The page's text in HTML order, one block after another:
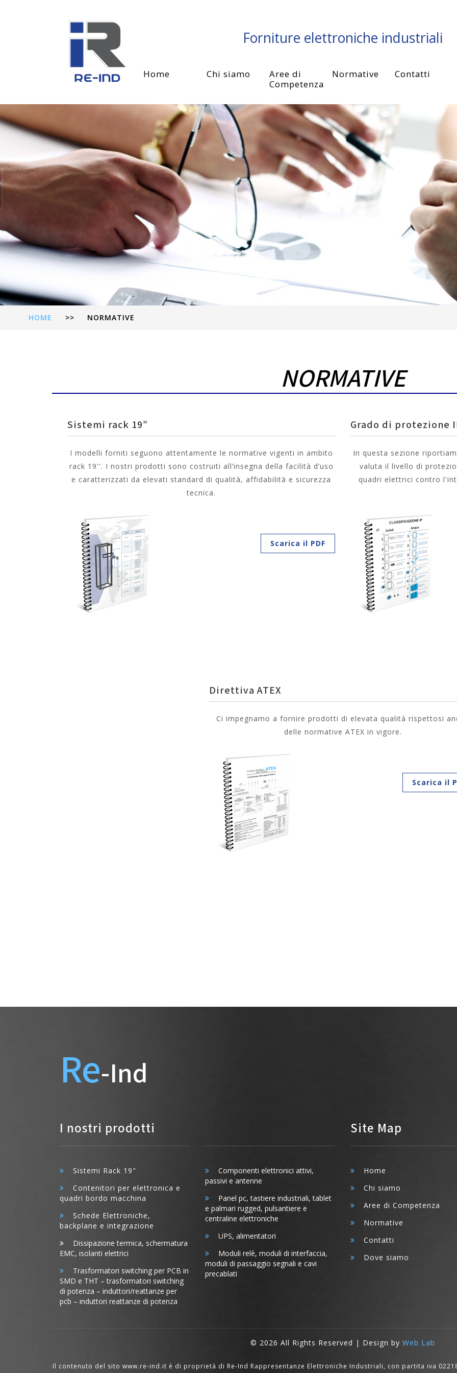
Forniture elettroniche industriali
Home Chi siamo
Aree di
Competenza
Normative Contatti
HOME >> NORMATIVE
NORMATIVE
Sistemi rack 19”
I modelli forniti seguono attentamente le normative vigenti in ambito
rack 19''. I nostri prodotti sono costruiti all’insegna della facilità d’uso
e caratterizzati da elevati standard di qualità, affidabilità e sicurezza
tecnica.
Scarica il PDF
Grado di protezione
In questa sezione
valuta il livello di
quadri elettrici contro
Direttiva ATEX
Ci impegnamo a fornire prodotti di elevata qualità rispettosi
delle normative ATEX in vigore.
Scarica il
Re-Ind
I nostri prodotti
Sistemi Rack 19"
Contenitori per elettronica e
quadri bordo macchina
Schede Elettroniche,
backplane e integrazione
Dissipazione termica, schermatura
EMC, isolanti elettrici
Trasformatori switching per PCB in
SMD e THT – trasformatori switching
di potenza – induttori/reattanze per
pcb – induttori reattanze di potenza
Componenti elettronici attivi,
passivi e antenne
Panel pc, tastiere industriali, tablet
e palmari rugged, pulsantiere e
centraline elettroniche
UPS, alimentatori
Moduli relè, moduli di interfaccia,
moduli di passaggio segnali e cavi
precablati
Site Map
Home
Chi siamo
Aree di Competenza
Normative
Contatti
Dove siamo
© 2026 All Rights Reserved | Design by Web Lab
Il contenuto del sito www.re-ind.it è di proprietà di Re-Ind Rappresentanze Elettroniche Industriali, con partita iva